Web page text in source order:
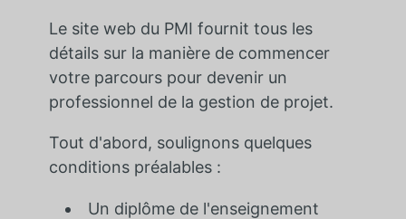
Le site web du PMI fournit tous les
détails sur la manière de commencer
votre parcours pour devenir un
professionnel de la gestion de projet.
Tout d'abord, soulignons quelques
conditions préalables :
Un diplôme de l'enseignement